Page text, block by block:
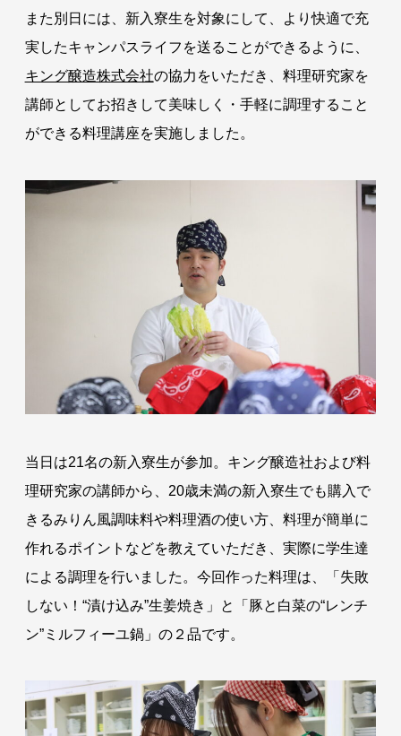
また別日には、新入寮生を対象にして、より快適で充
実したキャンパスライフを送ることができるように、
キング醸造株式会社の協力をいただき、料理研究家を
講師としてお招きして美味しく・手軽に調理すること
ができる料理講座を実施しました。
当日は21名の新入寮生が参加。キング醸造社および料
理研究家の講師から、20歳未満の新入寮生でも購入で
きるみりん風調味料や料理酒の使い方、料理が簡単に
作れるポイントなどを教えていただき、実際に学生達
による調理を行いました。今回作った料理は、「失敗
しない！“漬け込み”生姜焼き」と「豚と白菜の“レンチ
ン”ミルフィーユ鍋」の２品です。